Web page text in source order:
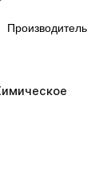
Производитель